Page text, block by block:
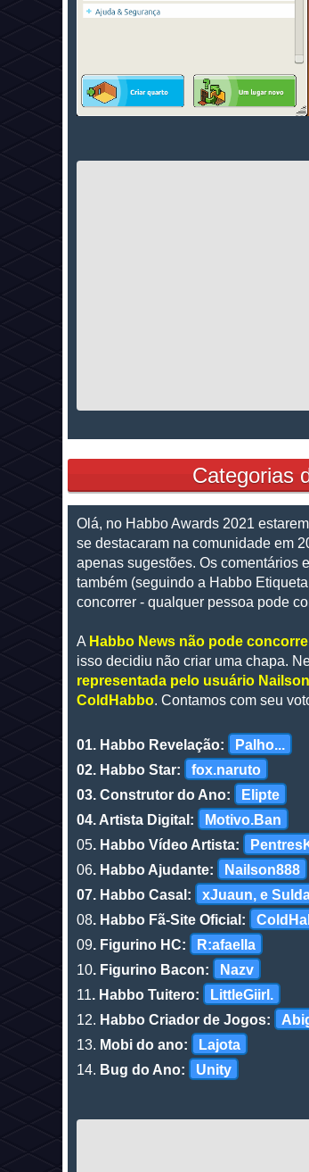
Categorias
Olá, no Habbo Awards 2021
se destacaram na comunidade em
apenas sugestões. Os comentários
também (seguindo a Habbo
concorrer - qualquer pessoa pode
A Habbo News não pode
isso decidiu não criar uma chapa.
representada pelo usuário
ColdHabbo. Contamos com seu
01. Habbo Revelação:
Palho...
02. Habbo Star:
fox.naruto
03. Construtor do Ano:
Elipte
04. Artista Digital:
Motivo.Ban
05. Habbo Vídeo Artista:
06. Habbo Ajudante:
Nailson888
07. Habbo Casal:
xJuaun, e
08. Habbo Fã-Site Oficial:
09. Figurino HC:
R:afaella
10. Figurino Bacon:
Nazv
11. Habbo Tuitero:
LittleGiirl.
12. Habbo Criador de Jogos:
13. Mobi do ano:
Lajota
14. Bug do Ano: Unity